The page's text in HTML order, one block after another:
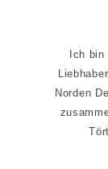
Ich bin
Norden